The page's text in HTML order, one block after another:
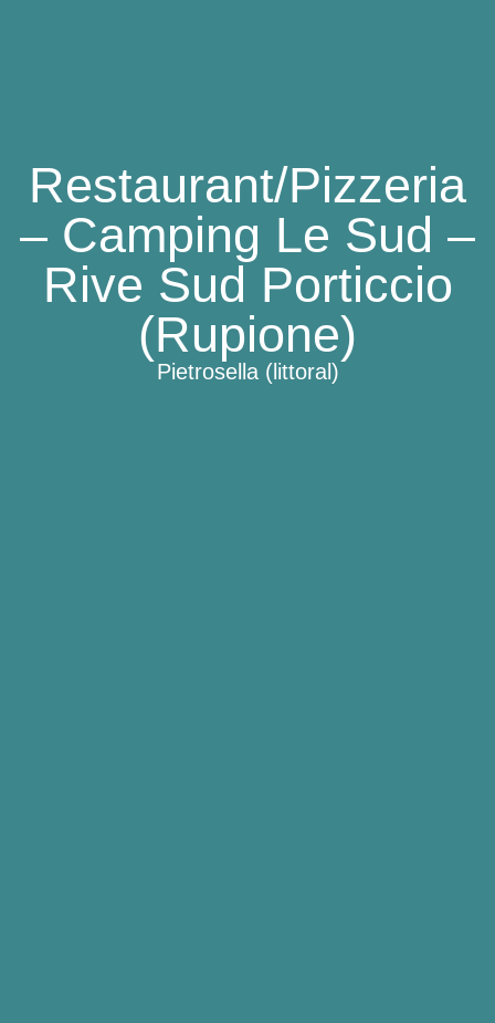
Restaurant/Pizzeria
– Camping Le Sud –
Rive Sud Porticcio
(Rupione)
Pietrosella (littoral)